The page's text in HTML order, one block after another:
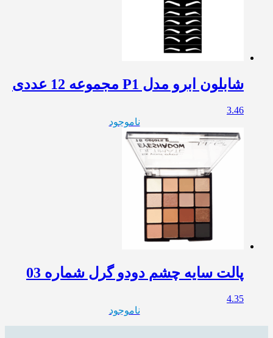
شابلون ابرو مدل P1 مجموعه 12 عددی
3.46
ناموجود
پالت سایه چشم دودو گرل شماره 03
4.35
ناموجود